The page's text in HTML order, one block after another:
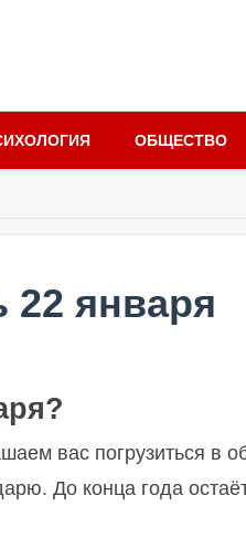
ОБЩЕСТВО
22 января
вас погрузиться в
До конца года